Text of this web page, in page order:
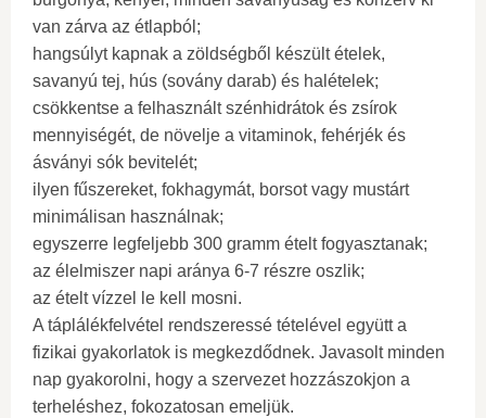
van zárva az étlapból;
hangsúlyt kapnak a zöldségből készült ételek,
savanyú tej, hús (sovány darab) és halételek;
csökkentse a felhasznált szénhidrátok és zsírok
mennyiségét, de növelje a vitaminok, fehérjék és
ásványi sók bevitelét;
ilyen fűszereket, fokhagymát, borsot vagy mustárt
minimálisan használnak;
egyszerre legfeljebb 300 gramm ételt fogyasztanak;
az élelmiszer napi aránya 6-7 részre oszlik;
az ételt vízzel le kell mosni.
A táplálékfelvétel rendszeressé tételével együtt a
fizikai gyakorlatok is megkezdődnek. Javasolt minden
nap gyakorolni, hogy a szervezet hozzászokjon a
terheléshez, fokozatosan emeljük.